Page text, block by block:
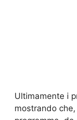
Ultimamente i
mostrando